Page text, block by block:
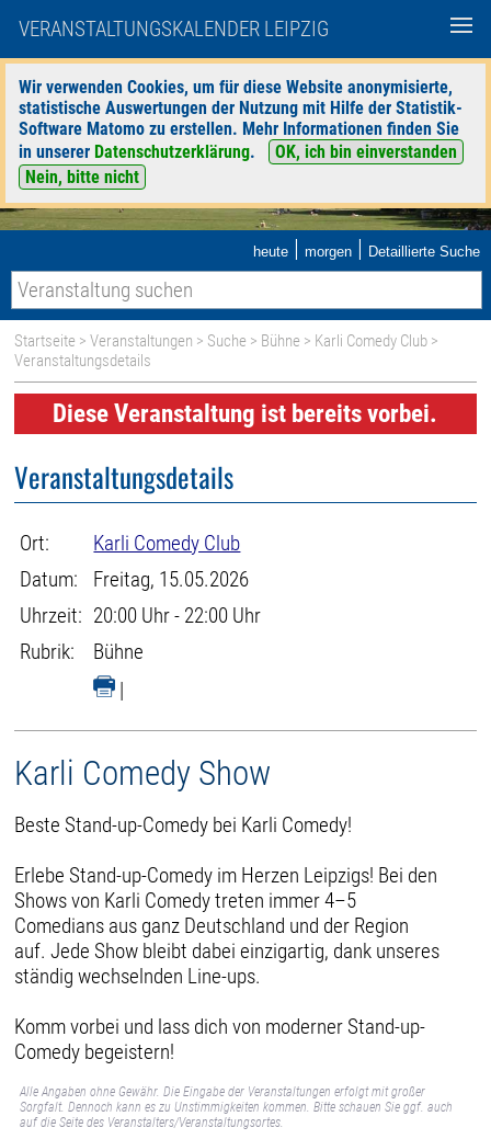
VERANSTALTUNGSKALENDER LEIPZIG
Wir verwenden Cookies, um für diese Website anonymisierte,
statistische Auswertungen der Nutzung mit Hilfe der Statistik-
Software Matomo zu erstellen. Mehr Informationen finden Sie
in unserer Datenschutzerklärung.
OK, ich bin einverstanden
Nein, bitte nicht
heute | morgen | Detaillierte Suche
Startseite >Veranstaltungen > Suche > Bühne > Karli Comedy Club >
Veranstaltungsdetails
Diese Veranstaltung ist bereits vorbei.
Veranstaltungsdetails
Ort:
Karli Comedy Club
Datum:
Freitag, 15.05.2026
Uhrzeit: 20:00 Uhr - 22:00 Uhr
Rubrik:
Bühne
|
Karli Comedy Show
Beste Stand-up-Comedy bei Karli Comedy!
Erlebe Stand-up-Comedy im Herzen Leipzigs! Bei den
Shows von Karli Comedy treten immer 4–5
Comedians aus ganz Deutschland und der Region
auf. Jede Show bleibt dabei einzigartig, dank unseres
ständig wechselnden Line-ups.
Komm vorbei und lass dich von moderner Stand-up-
Comedy begeistern!
Alle Angaben ohne Gewähr. Die Eingabe der Veranstaltungen erfolgt mit großer
Sorgfalt. Dennoch kann es zu Unstimmigkeiten kommen. Bitte schauen Sie ggf. auch
auf die Seite des Veranstalters/Veranstaltungsortes.